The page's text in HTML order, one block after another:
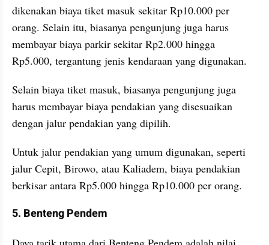
dikenakan biaya tiket masuk sekitar Rp10.000 per
orang. Selain itu, biasanya pengunjung juga harus
membayar biaya parkir sekitar Rp2.000 hingga
Rp5.000, tergantung jenis kendaraan yang digunakan.
Selain biaya tiket masuk, biasanya pengunjung juga
harus membayar biaya pendakian yang disesuaikan
dengan jalur pendakian yang dipilih.
Untuk jalur pendakian yang umum digunakan, seperti
jalur Cepit, Birowo, atau Kaliadem, biaya pendakian
berkisar antara Rp5.000 hingga Rp10.000 per orang.
5. Benteng Pendem